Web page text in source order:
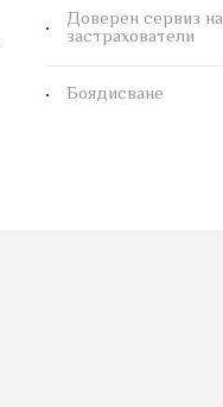
Доверен сервиз на
застрахователи
Боядисване